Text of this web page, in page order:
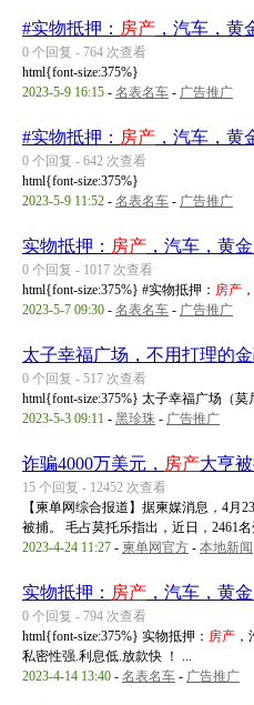
#实物抵押： 房产 ，汽车，
0 个回复 - 764 次查看
html{font-size:375%}
2023-5-9 16:15 - 名表名车 - 广告推广
#实物抵押： 房产 ，汽车，
0 个回复 - 642 次查看
html{font-size:375%}
2023-5-9 11:52 - 名表名车 - 广告推广
实物抵押： 房产 ，汽车，黄
0 个回复 - 1017 次查看
html{font-size:375%} #实物抵押： 房产
2023-5-7 09:30 - 名表名车 - 广告推广
太子幸福广场，不用打理的
0 个回复 - 517 次查看
html{font-size:375%} 太子幸福广场（
2023-5-3 09:11 - 黑珍珠 - 广告推广
诈骗4000万美元， 房产大亨
15 个回复 - 12452 次查看
【柬单网综合报道】据柬媒消息，4月
被捕。 毛占莫托乐指出，近日，2461
2023-4-24 11:27 - 柬单网官方 - 本地新闻
实物抵押： 房产 ，汽车，黄
0 个回复 - 794 次查看
html{font-size:375%} 实物抵押： 房产
私密性强.利息低.放款快 ！ ...
2023-4-14 13:40 - 名表名车 - 广告推广